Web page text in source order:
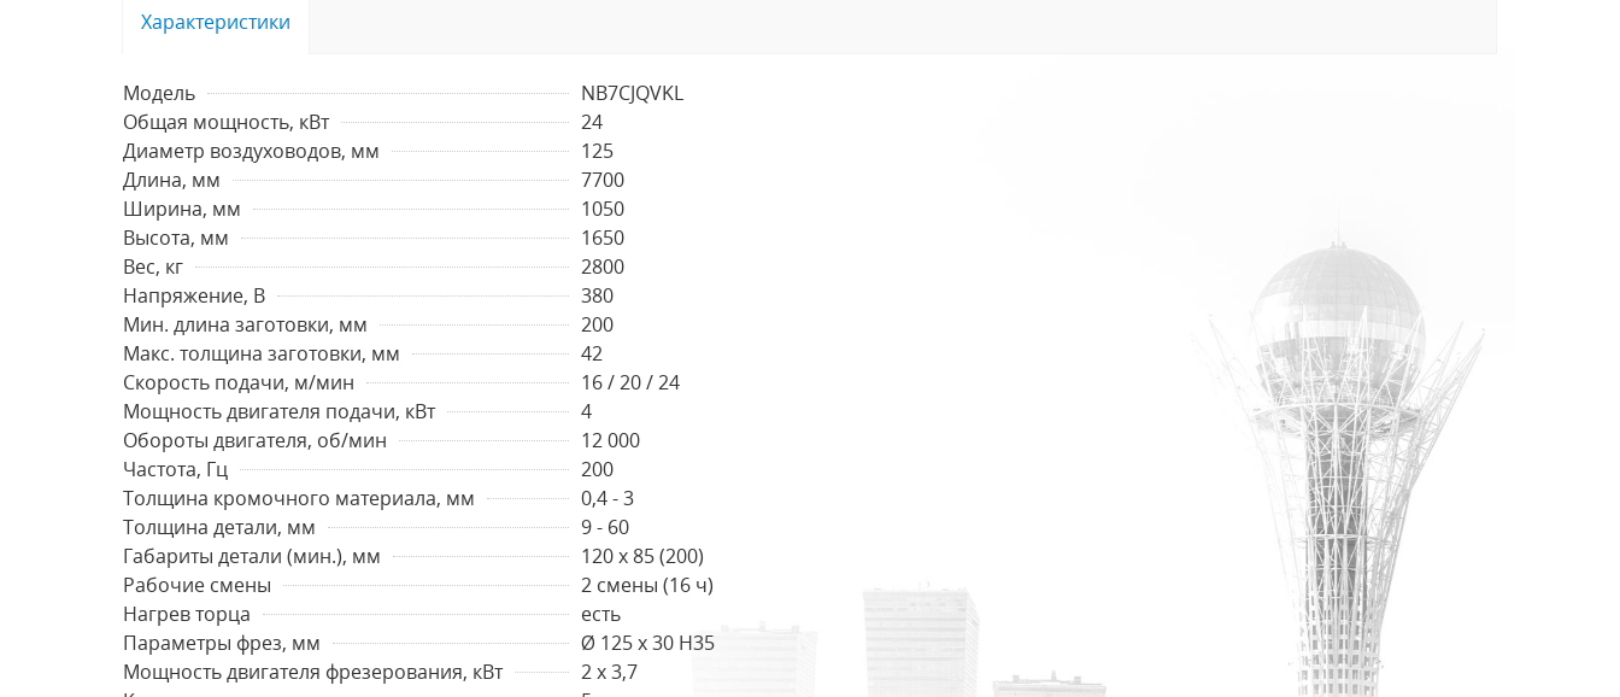
Характеристики
Модель
NB7CJQVKL
Общая мощность, кВт
24
Диаметр воздуховодов, мм
125
Длина, мм
7700
Ширина, мм
1050
Высота, мм
1650
Вес, кг
2800
Напряжение, В
380
Мин. длина заготовки, мм
200
Макс. толщина заготовки, мм
42
Скорость подачи, м/мин
16 / 20 / 24
Мощность двигателя подачи, кВт
4
Обороты двигателя, об/мин
12 000
Частота, Гц
200
Толщина кромочного материала, мм
0,4 - 3
Толщина детали, мм
9 - 60
Габариты детали (мин.), мм
120 x 85 (200)
Рабочие смены
2 смены (16 ч)
Нагрев торца
есть
Параметры фрез, мм
Ø 125 x 30 Н35
Мощность двигателя фрезерования, кВт
2 x 3,7